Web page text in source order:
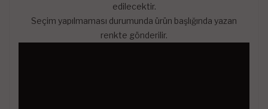
edilecektir.
Seçim yapılmaması durumunda ürün başlığında yazan
renkte gönderilir.